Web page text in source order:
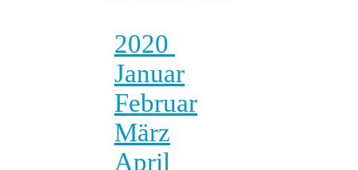
2020
Januar
Februar
März
April